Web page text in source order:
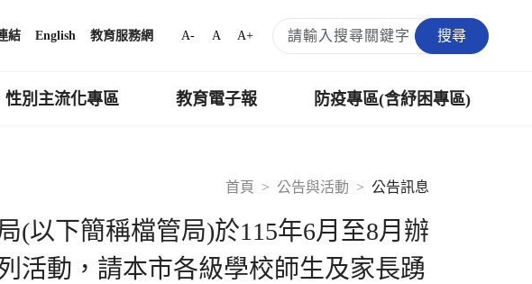
結 English 教育服務網 A- A A+ 搜尋
性別主流化專區 教育電子報 防疫專區(含紓困專區)
首頁 公告與活動 公告訊息
(以下簡稱檔管局)於115年6月至8月辦
活動，請本市各級學校師生及家長踴